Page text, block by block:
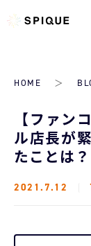
HOME
【ファン
ル店長が
たことは？
2021.7.12